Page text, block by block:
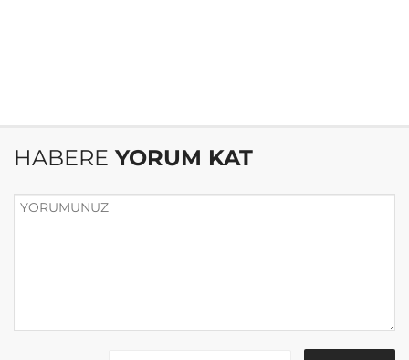
HABERE YORUM KAT